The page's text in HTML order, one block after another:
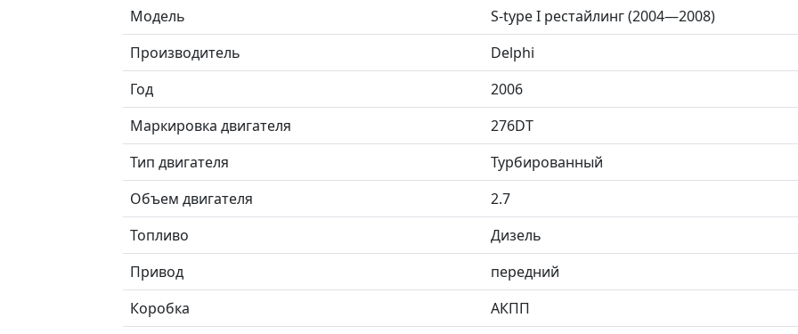
Модель
S-type I рестайлинг (2004—2008)
Производитель
Delphi
Год
2006
Маркировка двигателя
276DT
Тип двигателя
Турбированный
Объем двигателя
2.7
Топливо
Дизель
Привод
передний
Коробка
АКПП